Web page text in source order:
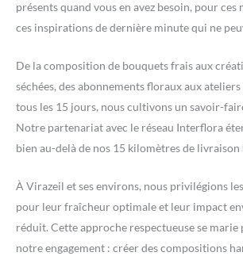
présents quand vous en avez besoin, pour ces
ces inspirations de dernière minute qui ne
De la composition de bouquets frais aux
séchées, des abonnements floraux aux
tous les 15 jours, nous cultivons un savoir-
Notre partenariat avec le réseau Interflora
bien au-delà de nos 15 kilomètres de
À Virazeil et ses environs, nous privilégions
pour leur fraîcheur optimale et leur impact
réduit. Cette approche respectueuse se marie
notre engagement : créer des compositions